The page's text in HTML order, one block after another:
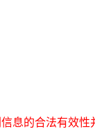
息的合法有效性